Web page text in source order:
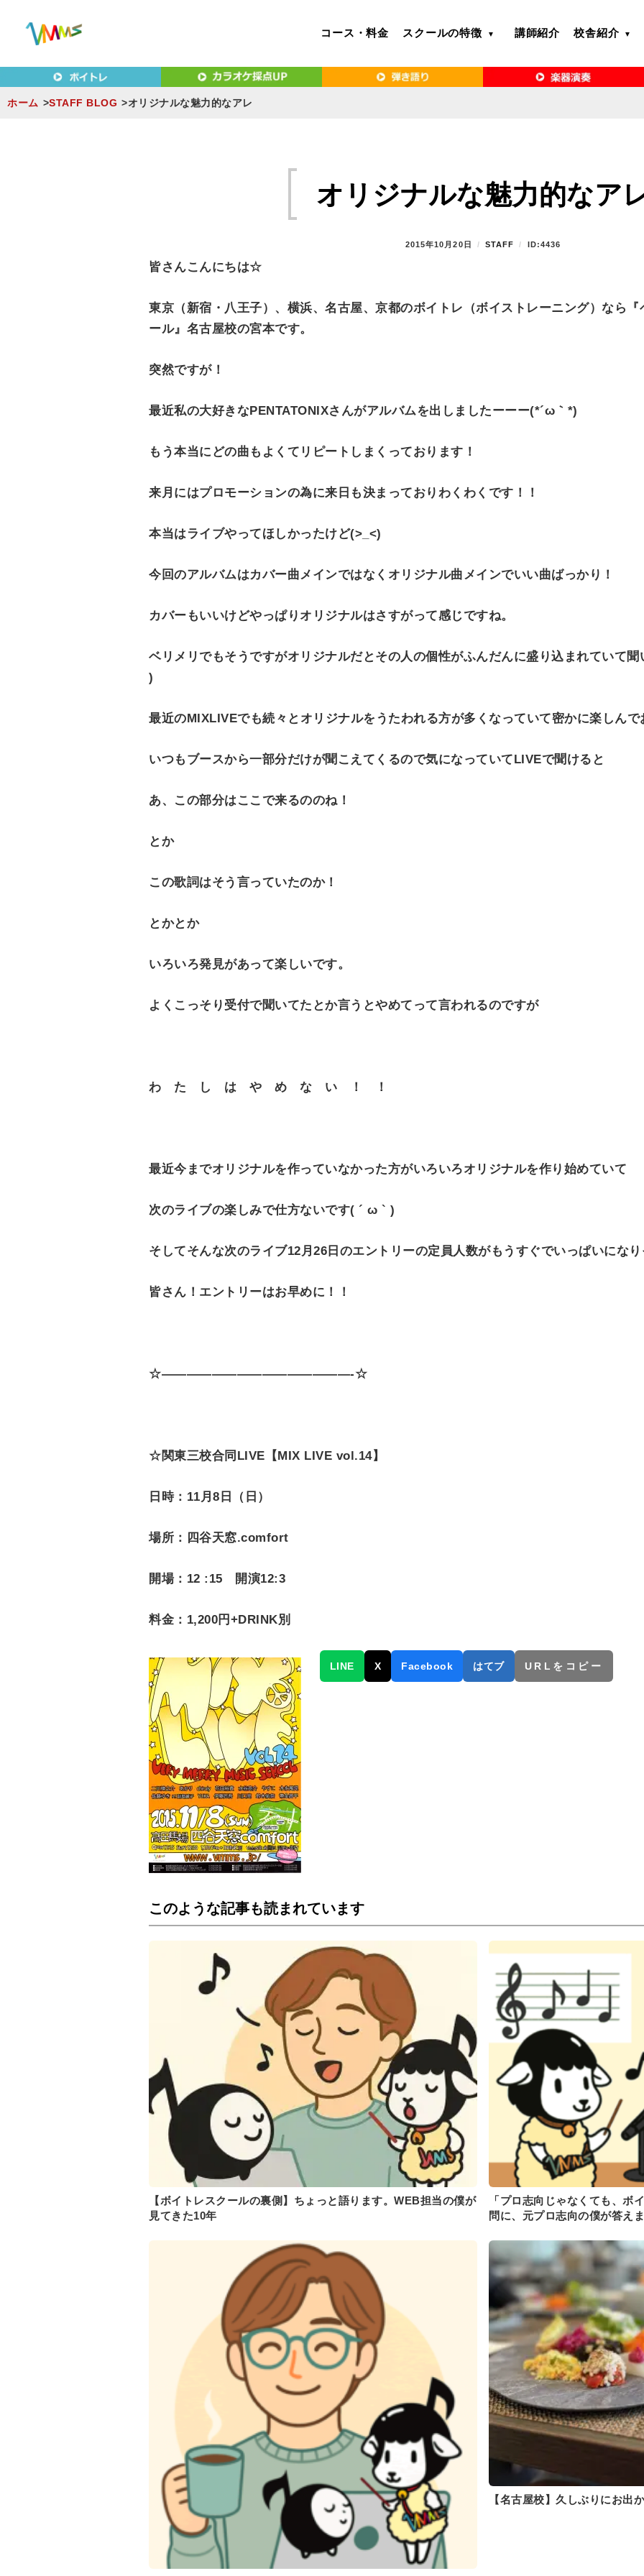
東京（新宿・八王子）・横浜・名古屋・京都で「本気」になれ
MUSIC SCHOOL（ベリーメリー）
東京（新宿・八王子）・横浜・名古屋・京都で「本気」になれるボイトレ教室｜VERY MERRY MUSIC SCHOOL（ベリーメリー）
コース・料金 スクールの特徴 講師紹介 校舎紹介
ホーム STAFF BLOG オリジナルな魅力的なアレ
オリジナルな魅力的なア
P
D
2015年10月20日
B
STAFF ID:4436
皆さんこんにちは☆
東京（新宿・八王子）、横浜、名古屋、京都のボイトレ（ボイストレーニング）なら
ール』名古屋校の宮本です。
突然ですが！
最近私の大好きなPENTATONIXさんがアルバムを出しましたーーー(*´ω｀*)
もう本当にどの曲もよくてリピートしまくっております！
来月にはプロモーションの為に来日も決まっておりわくわくです！！
本当はライブやってほしかったけど(>_<)
今回のアルバムはカバー曲メインではなくオリジナル曲メインでいい曲ばっかり！
カバーもいいけどやっぱりオリジナルはさすがって感じですね。
ベリメリでもそうですがオリジナルだとその人の個性がふんだんに盛り込まれていて
)
最近のMIXLIVEでも続々とオリジナルをうたわれる方が多くなっていて密かに楽しんで
いつもブースから一部分だけが聞こえてくるので気になっていてLIVEで聞けると
あ、この部分はここで来るののね！
とか
この歌詞はそう言っていたのか！
とかとか
いろいろ発見があって楽しいです。
よくこっそり受付で聞いてたとか言うとやめてって言われるのですが
わ た し は や め な い ！ ！
最近今までオリジナルを作っていなかった方がいろいろオリジナルを作り始めていて
次のライブの楽しみで仕方ないです( ´ ω ` )
そしてそんな次のライブ12月26日のエントリーの定員人数がもうすぐでいっぱいになり
皆さん！エントリーはお早めに！！
☆———————————————-☆
☆関東三校合同LIVE【MIX LIVE vol.14】
日時：11月8日（日）
場所：四谷天窓.comfort
開場：12 :15 開演12:3
料金：1,200円+DRINK別
LINE X Facebook はてブ URLをコピー
このような記事も読まれています
【ボイトレスクールの裏側】ちょっと語ります。WEB担当の僕が
見てきた10年
「プロ志向じゃなくても、ボ
問に、元プロ志向の僕が答え
【名古屋校】久しぶりにお出